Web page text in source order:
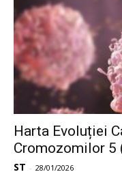
Harta Evoluției
Cromozomilor 5
ST - 28/01/2026